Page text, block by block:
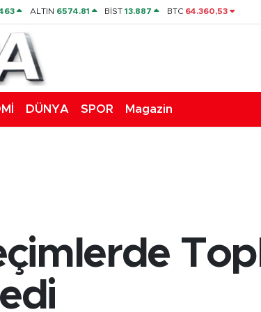
ALTIN 6574.81 BİST13.887 BTC 64.360,53
DÜNYA SPOR Magazin